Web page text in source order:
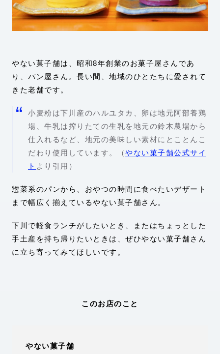
やない菓子舗は、昭和8年創業のお菓子屋さんであ
り、パン屋さん。長い間、地域のひとたちに愛されて
きた老舗です。
小麦粉は下川産のハルユタカ、卵は地元阿部養鶏
場、牛乳は搾りたての生乳を地元の鈴木農場から
仕入れるなど、地元の美味しい素材にとことんこ
だわり使用しています。（やない菓子舗公式サイ
ト より引用）
惣菜系のパンから、おやつの時間に食べたいデザート
まで幅広く揃えているやない菓子舗さん。
下川で軽食ランチがしたいとき、またはちょっとした
手土産を持ち帰りたいときは、ぜひやない菓子舗さん
に立ち寄ってみてほしいです。
このお店のこと
やない菓子舗